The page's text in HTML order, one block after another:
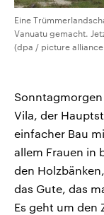
Eine
Vanuatu gemacht.
(dpa / picture
Vila, der
einfacher Bau
allem Frauen in
den
das Gute, das
Es geht um den